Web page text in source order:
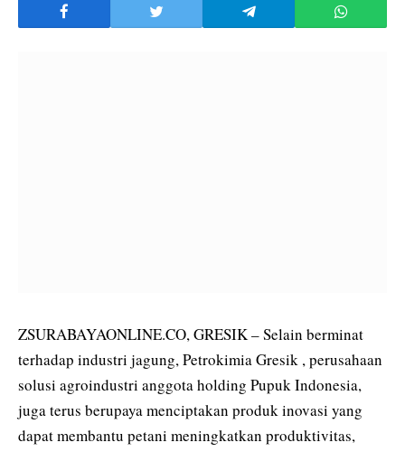
ZSURABAYAONLINE.CO, GRESIK – Selain berminat
terhadap industri jagung, Petrokimia Gresik , perusahaan
solusi agroindustri anggota holding Pupuk Indonesia,
juga terus berupaya menciptakan produk inovasi yang
dapat membantu petani meningkatkan produktivitas,